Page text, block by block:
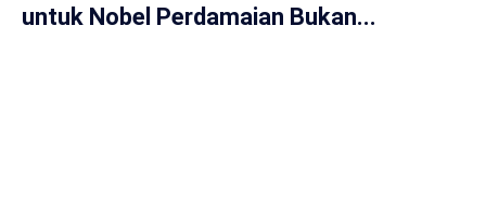
untuk Nobel Perdamaian Bukan...